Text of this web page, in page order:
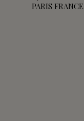
PARIS FRANCE